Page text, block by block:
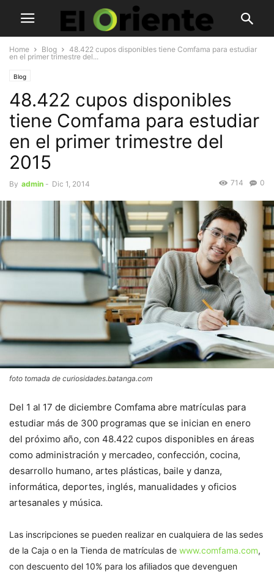
Home Blog
48.422 cupos disponibles tiene Comfama para estudiar
en el primer trimestre del...
Blog
48.422 cupos disponibles
tiene Comfama para estudiar
en el primer trimestre del
2015
By admin - Dic 1, 2014 0
714
foto tomada de curiosidades.batanga.com
Del 1 al 17 de diciembre Comfama abre matrículas para
estudiar más de 300 programas que se inician en enero
del próximo año, con 48.422 cupos disponibles en áreas
como administración y mercadeo, confección, cocina,
desarrollo humano, artes plásticas, baile y danza,
informática, deportes, inglés, manualidades y oficios
artesanales y música.
Las inscripciones se pueden realizar en cualquiera de las sedes
de la Caja o en la Tienda de matrículas de www.comfama.com,
con descuento del 10% para los afiliados que devenguen